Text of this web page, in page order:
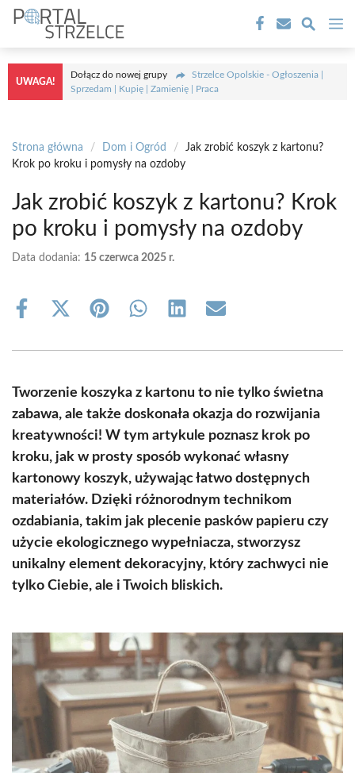
Przejdź
treści
UWAGA!
Dołącz do nowej grupy
Strzelce Opolskie - Ogłoszenia |
Sprzedam | Kupię | Zamienię | Praca
Strona główna / Dom i Ogród /
Jak zrobić koszyk z kartonu?
Krok po kroku i pomysły na ozdoby
Jak zrobić koszyk z kartonu? Krok
po kroku i pomysły na ozdoby
Data dodania: 15 czerwca 2025 r.
Share
Share
(Twitter)
Share Share Share Share
Tworzenie koszyka z kartonu to nie tylko świetna
zabawa, ale także doskonała okazja do rozwijania
kreatywności! W tym artykule poznasz krok po
kroku, jak w prosty sposób wykonać własny
kartonowy koszyk, używając łatwo dostępnych
materiałów. Dzięki różnorodnym technikom
ozdabiania, takim jak plecenie pasków papieru czy
użycie ekologicznego wypełniacza, stworzysz
unikalny element dekoracyjny, który zachwyci nie
tylko Ciebie, ale i Twoich bliskich.